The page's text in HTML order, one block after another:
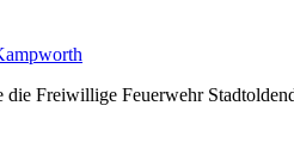
die Freiwillige Feuerwehr